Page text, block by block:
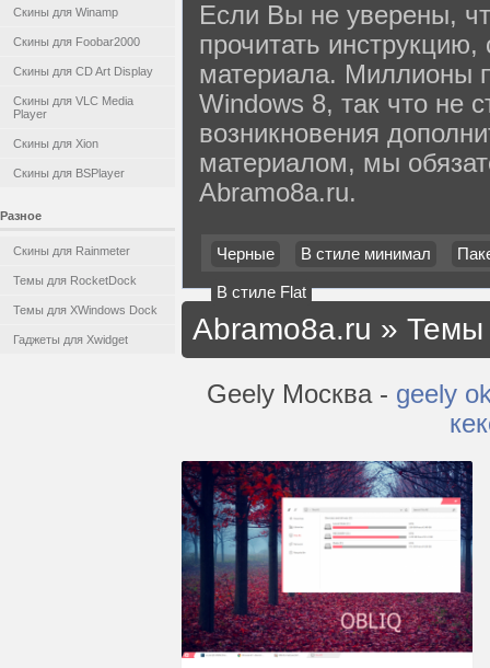
Скины для Winamp
Скины для Foobar2000
Скины для CD Art Display
Скины для VLC Media
Player
Скины для Xion
Скины для BSPlayer
Разное
Скины для Rainmeter
Темы для RocketDock
Темы для XWindows Dock
Гаджеты для Xwidget
Если Вы не уверены,
прочитать
материала. Миллионы
Windows 8, так что не
возникновения
материалом, мы
Abramo8a.ru.
Черные В стиле минимал
В стиле Flat
Abramo8a.ru » Темы
Geely Москва - geely